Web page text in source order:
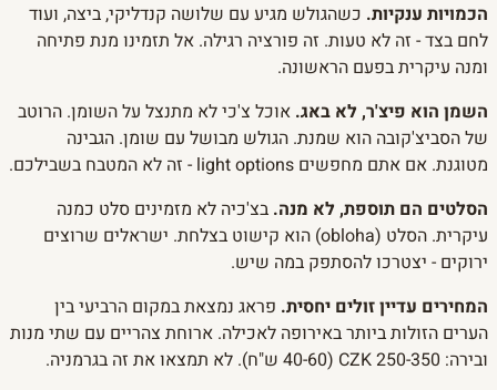
הכמויות ענקיות. כשהגולש מגיע עם שלושה קנדליקי, ביצה, ועוד
לחם בצד - זה לא טעות. זה פורציה רגילה. אל תזמינו מנת פתיחה
ומנה עיקרית בפעם הראשונה.
השמן הוא פיצ'ר, לא באג. אוכל צ'כי לא מתנצל על השומן. הרוטב
של הסביצ'קובה הוא שמנת. הגולש מבושל עם שומן. הגבינה
מטוגנת. אם אתם מחפשים light options - זה לא המטבח בשבילכם.
הסלטים הם תוספת, לא מנה. בצ'כיה לא מזמינים סלט כמנה
עיקרית. הסלט (obloha) הוא קישוט בצלחת. ישראלים שרוצים
ירוקים - יצטרכו להסתפק במה שיש.
המחירים עדיין זולים יחסית. פראג נמצאת במקום הרביעי בין
הערים הזולות ביותר באירופה לאכילה. ארוחת צהריים עם שתי מנות
ובירה: 250-350 CZK (40-60 ש"ח). לא תמצאו את זה בגרמניה.